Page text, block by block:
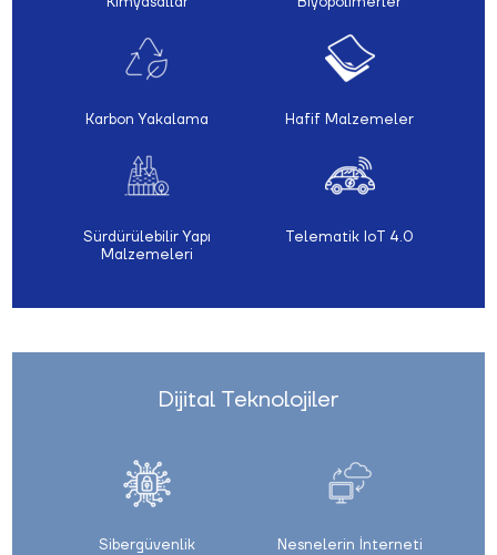
Karbon Yakalama Hafif Malzemeler
Sürdürülebilir Yapı
Malzemeleri
Telematik IoT 4.0
Dijital Teknolojiler
Sibergüvenlik Nesnelerin İnterneti